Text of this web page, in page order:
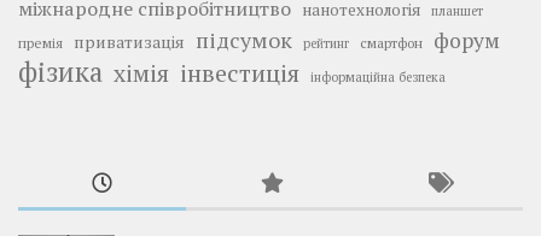
міжнародне співробітництво нанотехнологія планшет
премія приватизація підсумок рейтинг смартфон форум
фізика хімія інвестиція інформаційна безпека